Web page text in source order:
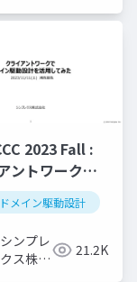
採用 pm採用
2023 Fall :
ントワークで
駆動設計を活
てた
ドメイン駆動設計
シンプレ
クス株式
21.2K